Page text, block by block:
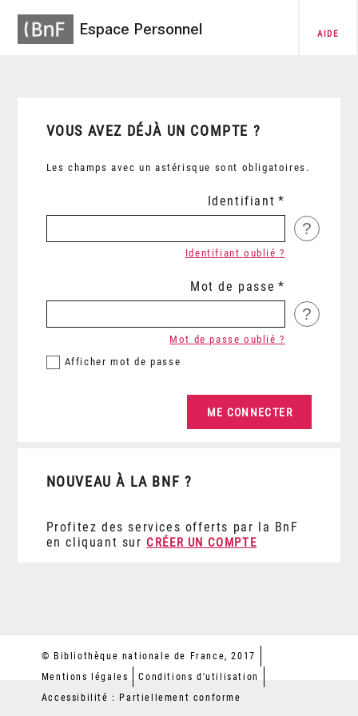
Espace Personnel AIDE
VOUS AVEZ DÉJÀ UN COMPTE ?
Les champs avec un astérisque sont obligatoires.
Identifiant
?
Identifiant oublié ?
Mot de passe
?
Afficher mot de passe
Mot de passe oublié ?
NOUVEAU À LA BNF ?
Profitez des services offerts par la BnF
en cliquant sur CRÉER UN COMPTE
© Bibliothèque nationale de France, 2017
Mentions légales
Conditions d'utilisation
Accessibilité : Partiellement conforme